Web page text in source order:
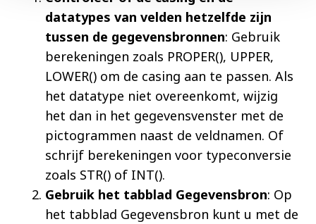
datatypes van velden hetzelfde zijn
tussen de gegevensbronnen: Gebruik
berekeningen zoals PROPER(), UPPER,
LOWER() om de casing aan te passen. Als
het datatype niet overeenkomt, wijzig
het dan in het gegevensvenster met de
pictogrammen naast de veldnamen. Of
schrijf berekeningen voor typeconversie
zoals STR() of INT().
Gebruik het tabblad Gegevensbron: Op
het tabblad Gegevensbron kunt u met de